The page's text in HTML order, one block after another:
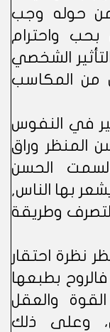
حوله وجب
بحب واحترام
الشخصي
من المكاسب
في النفوس
المنظر وراق
الحسن
بها الناس,
التصرف وطريقة
نظرة احتقار
فالروح بطبعها
والعقل
وعلى ذلك